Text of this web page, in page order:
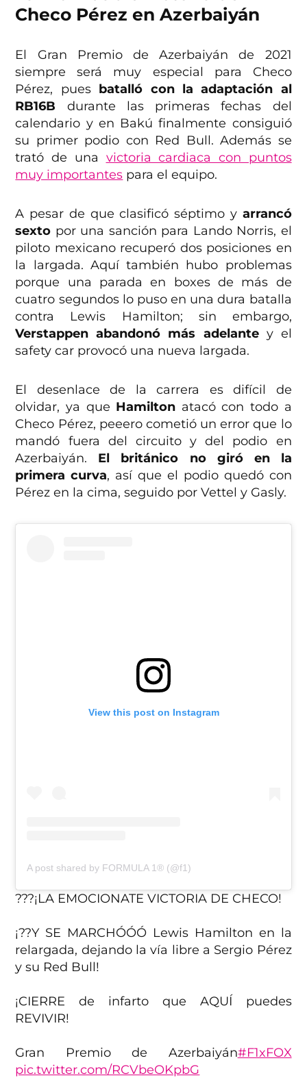
Checo Pérez en Azerbaiyán
El Gran Premio de Azerbaiyán de 2021
siempre será muy especial para Checo
Pérez, pues batalló con la adaptación al
RB16B durante las primeras fechas del
calendario y en Bakú finalmente consiguió
su primer podio con Red Bull. Además se
trató de una victoria cardiaca con puntos
muy importantes para el equipo.
A pesar de que clasificó séptimo y arrancó
sexto por una sanción para Lando Norris, el
piloto mexicano recuperó dos posiciones en
la largada. Aquí también hubo problemas
porque una parada en boxes de más de
cuatro segundos lo puso en una dura batalla
contra Lewis Hamilton; sin embargo,
Verstappen abandonó más adelantey el
safety car provocó una nueva largada.
El desenlace de la carrera es difícil de
olvidar, ya que Hamilton atacó con todo a
Checo Pérez, peeero cometió un error que lo
mandó fuera del circuito y del podio en
Azerbaiyán. El británico no giró en la
primera curva, así que el podio quedó con
Pérez en la cima, seguido por Vettel y Gasly.
View this post on Instagram
A post shared by FORMULA 1® (@f1)
???¡LA EMOCIONATE VICTORIA DE CHECO!
¡??Y SE MARCHÓÓÓ Lewis Hamilton en la
relargada, dejando la vía libre a Sergio Pérez
y su Red Bull!
¡CIERRE de infarto que AQUÍ puedes
REVIVIR!
Gran Premio de Azerbaiyán#F1xFOX
pic.twitter.com/RCVbeOKpbG